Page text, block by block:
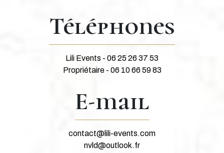
Téléphones
Lili Events - 06 25 26 37 53
Propriétaire - 06 10 66 59 83
E-mail
contact@lili-events.com
nvld@outlook.fr